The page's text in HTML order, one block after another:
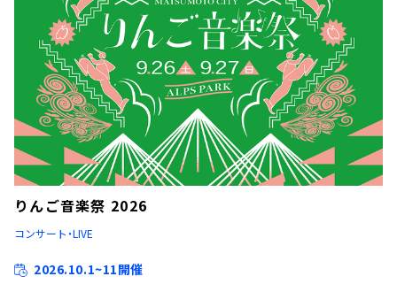
りんご音楽祭 2026
コンサート・LIVE
2026.10.1~11開催